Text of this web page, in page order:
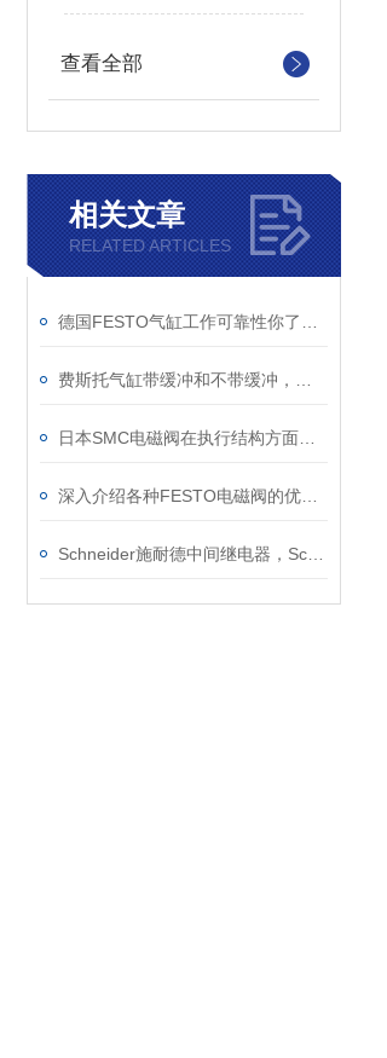
查看全部
相关文章
RELATED ARTICLES